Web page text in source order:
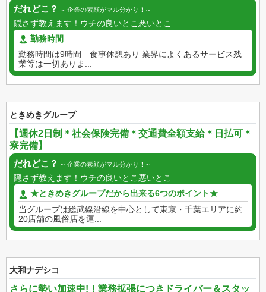
だれどこ？
企業の素顔がマル分かり！
隠さず教えます！ウチの良いとこ悪いとこ
勤務時間
勤務時間は9時間 食事休憩あり 業界によくあるサービス残
業等は一切ありま...
ときめきグループ
【週休2日制＊社会保険完備＊交通費全額支給＊日払可＊
寮完備】
だれどこ？
企業の素顔がマル分かり！
隠さず教えます！ウチの良いとこ悪いとこ
★ときめきグループだから出来る6つのポイント★
当グループは総武線沿線を中心として東京・千葉エリアに約
20店舗の風俗店を運...
大和ナデシコ
さらに勢い加速中!！業務拡張につきドライバー＆スタッ